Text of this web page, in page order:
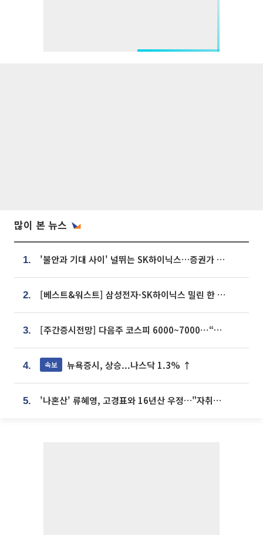
많이 본 뉴스
1. '불안과 기대 사이' 널뛰는 SK하이닉스…증권가 "HBM4·LTA 기반 펀터멘털 견고"
2. [베스트&워스트] 삼성전자·SK하이닉스 밀린 한 주…상상인증권은 85% 급등
3. [주간증시전망] 다음주 코스피 6000~7000⋯“外人 수급은 정책이 변수”
4. 속보 뉴욕증시, 상승...나스닥 1.3% ↑
5. '나혼산' 류혜영, 고경표와 16년산 우정…"자취방서 부모님과 마주쳐"